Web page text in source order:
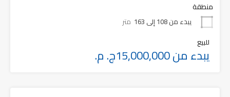
منطقة
يبدء من 108 إلى 163
متر
للبيع
يبدء من 15,000,000ج. م.